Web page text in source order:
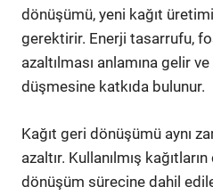
dönüşümü, yeni kağıt
gerektirir. Enerji tasarrufu,
azaltılması anlamına gelir
düşmesine katkıda bulunur.
Kağıt geri dönüşümü aynı
azaltır. Kullanılmış
dönüşüm sürecine dahil